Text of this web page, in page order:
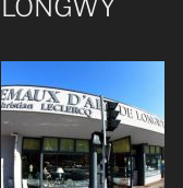
LONGWY